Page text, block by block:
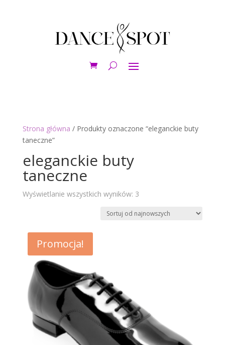
Strona główna / Produkty oznaczone “eleganckie buty
taneczne”
eleganckie buty
taneczne
Wyświetlanie wszystkich wyników: 3Posortowane
najnowszych
Promocja!